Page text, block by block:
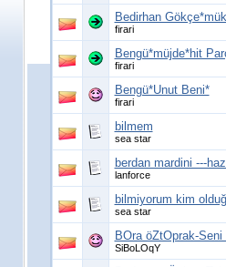
Bedirhan
firari
Bengü*müjde*hit
firari
Bengü*Unut Beni*
firari
bilmem
sea star
berdan mardini ---
lanforce
bilmiyorum kim
sea star
BOra öZtOprak-
SiBoLOqY